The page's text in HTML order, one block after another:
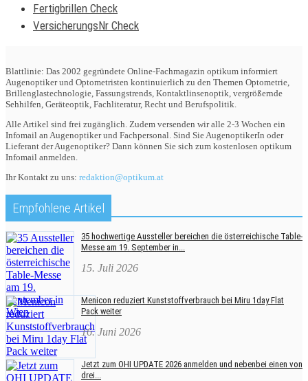
Fertigbrillen Check
VersicherungsNr Check
Blattlinie: Das 2002 gegründete Online-Fachmagazin optikum informiert
Augenoptiker und Optometristen kontinuierlich zu den Themen Optometrie,
Brillenglastechnologie, Fassungstrends, Kontaktlinsenoptik, vergrößernde
Sehhilfen, Geräteoptik, Fachliteratur, Recht und Berufspolitik.
Alle Artikel sind frei zugänglich. Zudem versenden wir alle 2-3 Wochen ein
Infomail an Augenoptiker und Fachpersonal. Sind Sie AugenoptikerIn oder
Lieferant der Augenoptiker? Dann können Sie sich zum kostenlosen optikum
Infomail anmelden.
Ihr Kontakt zu uns: redaktion@optikum.at
Empfohlene Artikel
35 hochwertige Aussteller bereichen die österreichische Table-
Messe am 19. September in...
15. Juli 2026
Menicon reduziert Kunststoffverbrauch bei Miru 1day Flat
Pack weiter
16. Juni 2026
Jetzt zum OHI UPDATE 2026 anmelden und nebenbei einen von
drei...